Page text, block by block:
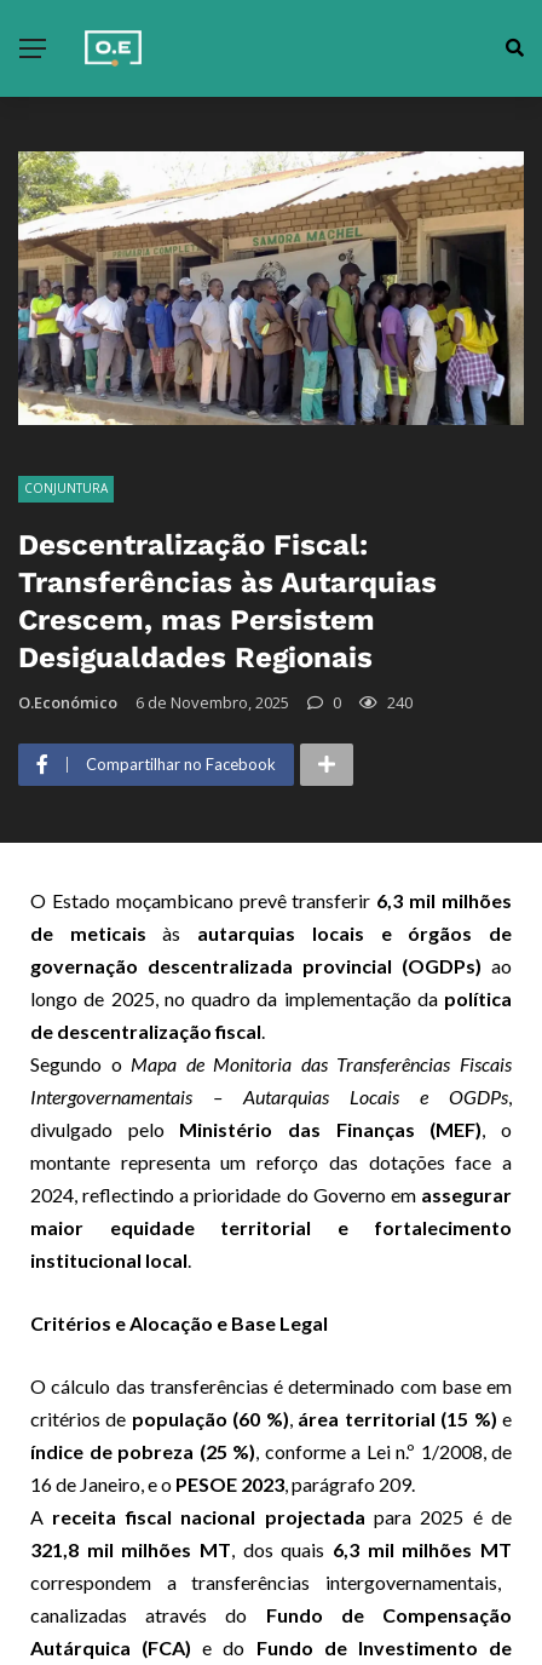
CONJUNTURA
Descentralização Fiscal:
Transferências às Autarquias
Crescem, mas Persistem
Desigualdades Regionais
O.Económico 6 de Novembro, 2025 0 240
Compartilhar no Facebook
O Estado moçambicano prevê transferir 6,3 mil milhões
de meticais às autarquias locais e órgãos de
governação descentralizada provincial (OGDPs) ao
longo de 2025, no quadro da implementação da política
de descentralização fiscal
Segundo o Mapa de Monitoria das Transferências Fiscais
Intergovernamentais – Autarquias Locais e OGDPs
divulgado pelo Ministério das Finanças (MEF) , o
montante representa um reforço das dotações face a
2024, reflectindo a prioridade do Governo em assegurar
maior equidade territorial e fortalecimento
institucional local
Critérios e Alocação e Base Legal
O cálculo das transferências é determinado com base em
critérios de população (60 %) área territorial (15 %) e
índice de pobreza (25 %) , conforme a Lei n.º 1/2008, de
16 de Janeiro, e o PESOE 2023 , parágrafo 209.
A receita fiscal nacional projectada para 2025 é de
321,8 mil milhões MT , dos quais 6,3 mil milhões MT
correspondem a transferências intergovernamentais,
canalizadas através do Fundo de Compensação
Autárquica (FCA) e do Fundo de Investimento de